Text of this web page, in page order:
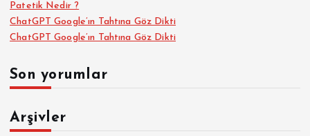
ı
Patetik Nedir ?
ChatGPT Google’ın Tahtına Göz Dikti
ChatGPT Google’ın Tahtına Göz Dikti
Son yorumlar
Arşivler